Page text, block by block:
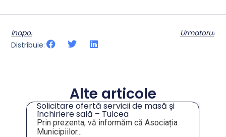
Inapoi
Urmatorul
Distribuie:
Alte articole
Solicitare ofertă servicii de masă și
închiriere sală – Tulcea
Prin prezenta, vă informăm că Asociația
Municipiilor...